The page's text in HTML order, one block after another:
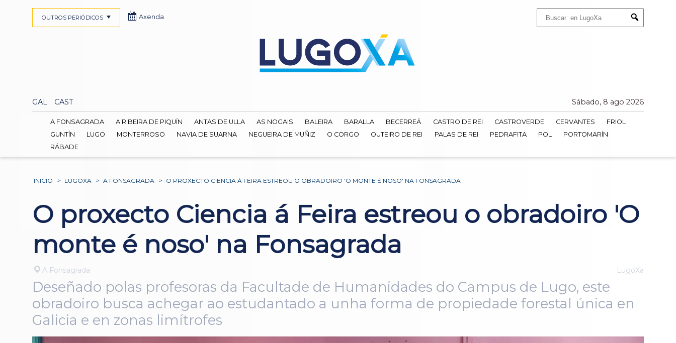
Submit
GAL CAST Sábado, 8 ago 2026
OUTROS PERIÓDICOS Axenda
A FONSAGRADA A RIBEIRA DE PIQUÍN ANTAS DE ULLA AS NOGAIS BALEIRA BARALLA BECERREÁ CASTRO DE REI CASTROVERDE CERVANTES
FRIOL
GUNTÍN
LUGO MONTERROSO NAVIA DE SUARNA NEGUEIRA DE MUÑIZ O CORGO OUTEIRO DE REI PALAS DE REI PEDRAFITA POL
PORTOMARÍN
RÁBADE
INICIO > LUGOXA > A FONSAGRADA > O PROXECTO CIENCIA Á FEIRA ESTREOU O OBRADOIRO 'O MONTE É NOSO' NA FONSAGRADA
O proxecto Ciencia á Feira estreou o obradoiro 'O
monte é noso' na Fonsagrada
A Fonsagrada LugoXa
Deseñado polas profesoras da Facultade de Humanidades do Campus de Lugo, este
obradoiro busca achegar ao estudantado a unha forma de propiedade forestal única en
Galicia e en zonas limítrofes